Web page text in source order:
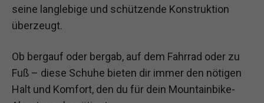
seine langlebige und schützende Konstruktion
überzeugt.
Ob bergauf oder bergab, auf dem Fahrrad oder zu
Fuß – diese Schuhe bieten dir immer den nötigen
Halt und Komfort, den du für dein Mountainbike-